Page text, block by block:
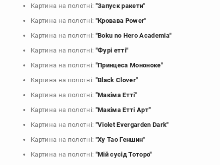
Картина на полотні: "Запуск ракети"
Картина на полотні: "Кровава Power"
Картина на полотні: "Boku no Hero Academia"
Картина на полотні: "Фурі етті"
Картина на полотні: "Принцеса Мононоке"
Картина на полотні: "Black Clover"
Картина на полотні: "Макіма Етті"
Картина на полотні: "Макіма Етті Арт"
Картина на полотні: "Violet Evergarden Dark"
Картина на полотні: "Ху Тао Геншин"
Картина на полотні: "Мій сусід Тоторо"